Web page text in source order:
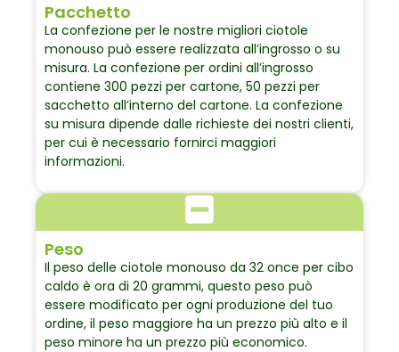
Pacchetto
La confezione per le nostre migliori ciotole
monouso può essere realizzata all’ingrosso o su
misura. La confezione per ordini all’ingrosso
contiene 300 pezzi per cartone, 50 pezzi per
sacchetto all’interno del cartone. La confezione
su misura dipende dalle richieste dei nostri clienti,
per cui è necessario fornirci maggiori
informazioni.
Peso
Il peso delle ciotole monouso da 32 once per cibo
caldo è ora di 20 grammi, questo peso può
essere modificato per ogni produzione del tuo
ordine, il peso maggiore ha un prezzo più alto e il
peso minore ha un prezzo più economico.